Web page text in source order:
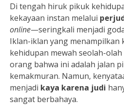
Di tengah hiruk pikuk
kekayaan instan melalui
online—seringkali menjadi
Iklan-iklan yang menampilkan
kehidupan mewah seolah-
orang bahwa ini adalah jalan
kemakmuran. Namun,
menjadi kaya karena judi
sangat berbahaya.